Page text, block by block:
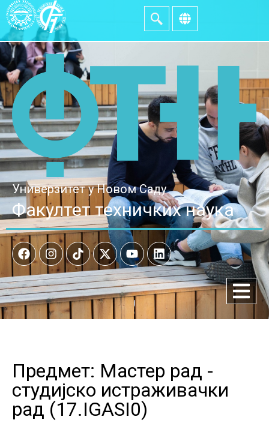
Универзитет у Новом Саду
Факултет техничких наука
Предмет: Мастер рад -
студијско истраживачки
рад (17.IGASI0)